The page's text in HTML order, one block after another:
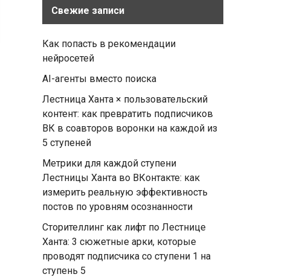
Свежие записи
Как попасть в рекомендации
нейросетей
AI-агенты вместо поиска
Лестница Ханта × пользовательский
контент: как превратить подписчиков
ВК в соавторов воронки на каждой из
5 ступеней
Метрики для каждой ступени
Лестницы Ханта во ВКонтакте: как
измерить реальную эффективность
постов по уровням осознанности
Сторителлинг как лифт по Лестнице
Ханта: 3 сюжетные арки, которые
проводят подписчика со ступени 1 на
ступень 5